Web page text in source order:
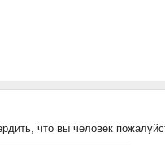
что вы человек